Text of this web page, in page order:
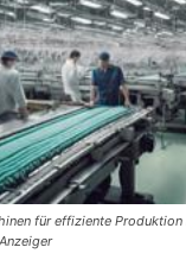
für effiziente